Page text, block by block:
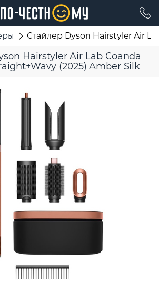
Стайлер Dyson Hairstyler Air
Hairstyler Air Lab Coanda
(2025) Amber Silk